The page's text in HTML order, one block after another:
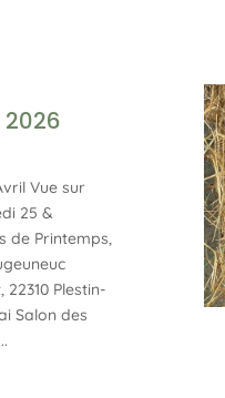
Vue sur
25 &
de Printemps,
Plestin-
Salon des